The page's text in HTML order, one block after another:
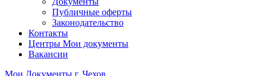
Публичные оферты
Законодательство
Контакты
Центры Мои документы
Вакансии
Мои Документы г. Чехов